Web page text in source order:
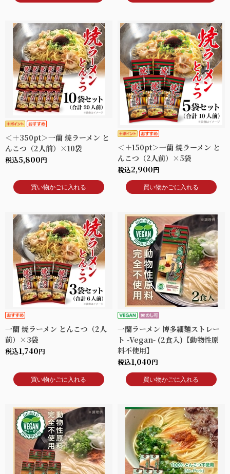
＜＋350pt＞一蘭 焼ラーメン と
んこつ（2人前）×10袋
税込5,800円
買い物かごに入れる
＜＋150pt＞一蘭 焼ラーメン と
んこつ（2人前）×5袋
税込2,900円
買い物かごに入れる
一蘭 焼ラーメン とんこつ（2人
前）×3袋
税込1,740円
買い物かごに入れる
一蘭ラーメン 博多細麺ストレー
ト -Vegan- (2食入)【動物性原
料不使用】
税込1,040円
買い物かごに入れる